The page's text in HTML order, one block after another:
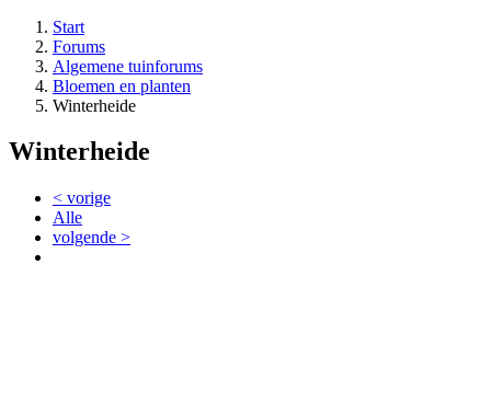
Start
Forums
Algemene tuinforums
Bloemen en planten
Winterheide
Winterheide
< vorige
Alle
volgende >